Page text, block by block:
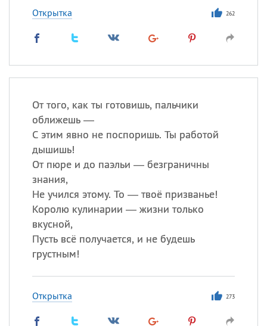
Открытка 262
От того, как ты готовишь, пальчики
оближешь —
С этим явно не поспоришь. Ты работой
дышишь!
От пюре и до паэльи — безграничны
знания,
Не учился этому. То — твоё призванье!
Королю кулинарии — жизни только
вкусной,
Пусть всё получается, и не будешь
грустным!
Открытка 273